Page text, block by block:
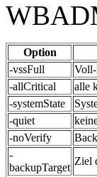
Option
-vssFull
Voll-
-allCritical
alle
-systemState
-quiet
-noVerify
-
backupTarget
Ziel